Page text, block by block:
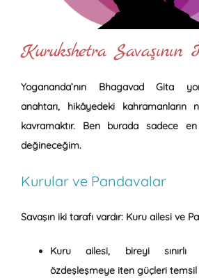
Kurukshetra Savaşının
Yogananda’nın Bhagavad Gita
anahtarı, hikâyedeki
kavramaktır. Ben burada sadece
değineceğim.
Kurular ve Pandavalar
Savaşın iki tarafı vardır: Kuru ailesi ve
Kuru ailesi, bireyi sınırlı
özdeşleşmeye iten güçleri temsil